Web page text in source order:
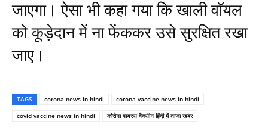
जाएगा। ऐसा भी कहा गया कि खाली वॉयल
को कूड़ेदान में ना फेंककर उसे सुरक्षित रखा
जाए।
TAGS corona news in hindi
corona vaccine news in hindi
covid vaccine news in hindi
कोरोना वायरस वैक्सीन हिंदी में ताजा खबर